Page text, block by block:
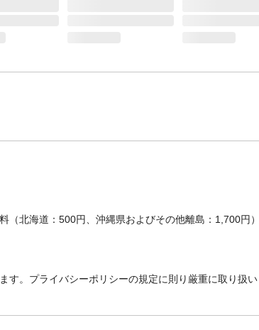
北海道：500円、沖縄県およびその他離島：1,700円
。プライバシーポリシーの規定に則り厳重に取り扱い